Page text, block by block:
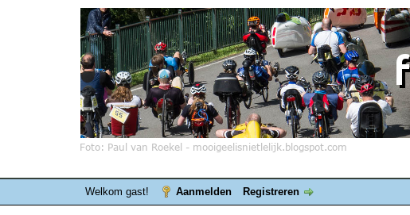
Welkom gast! Aanmelden Registreren